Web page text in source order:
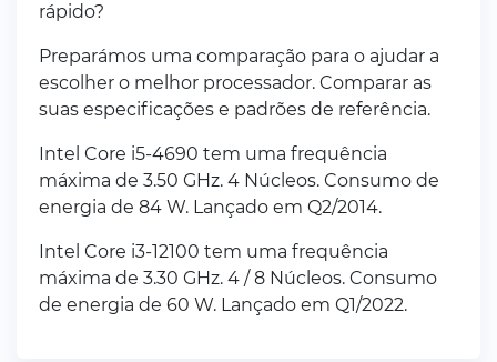
rápido?
Preparámos uma comparação para o ajudar a
escolher o melhor processador. Comparar as
suas especificações e padrões de referência.
Intel Core i5-4690 tem uma frequência
máxima de 3.50 GHz. 4 Núcleos. Consumo de
energia de 84 W. Lançado em Q2/2014.
Intel Core i3-12100 tem uma frequência
máxima de 3.30 GHz. 4 / 8 Núcleos. Consumo
de energia de 60 W. Lançado em Q1/2022.